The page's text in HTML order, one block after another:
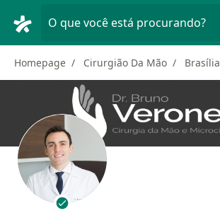
O que você está procurando?
Homepage Cirurgião Da Mão Brasília